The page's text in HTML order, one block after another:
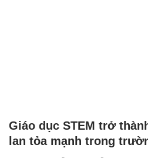
Giáo dục STEM trở
lan tỏa mạnh trong